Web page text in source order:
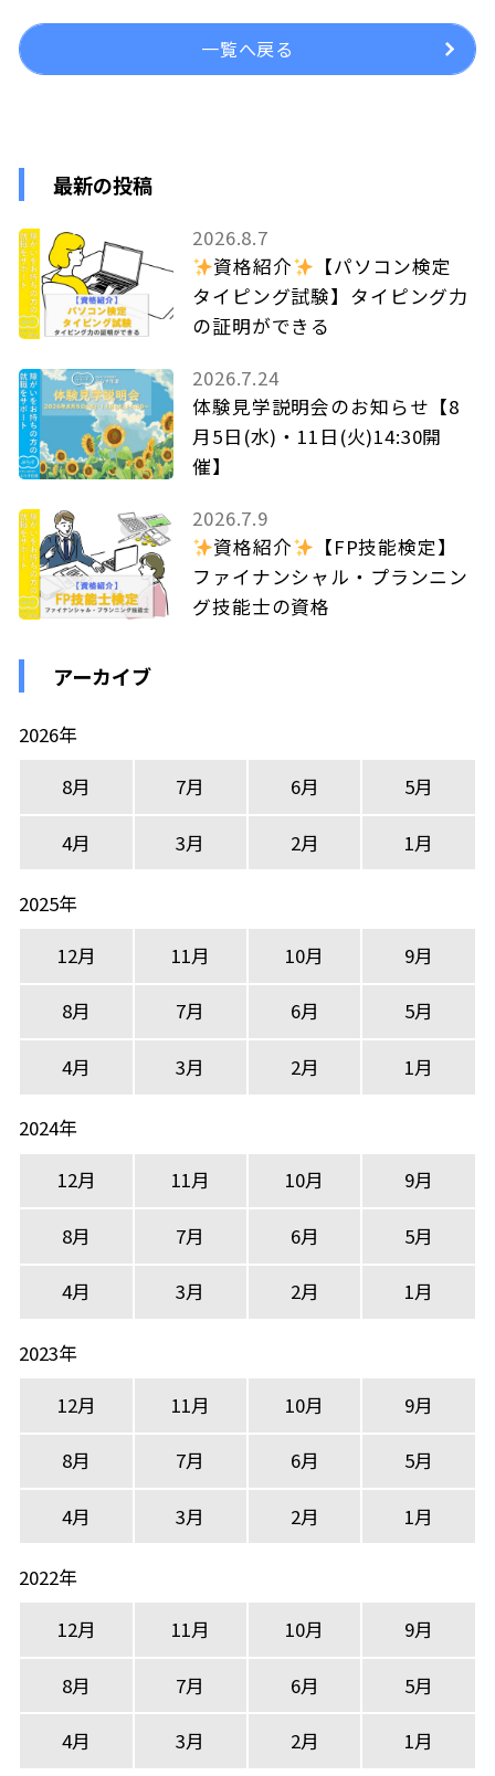
一覧へ戻る
最新の投稿
2026.8.7
資格紹介
【パソコン検定
タイピング試験】タイピング力
の証明ができる
2026.7.24
体験見学説明会のお知らせ【8
月5日(水)・11日(火)14:30開
催】
2026.7.9
資格紹介
【FP技能検定】
ファイナンシャル・プランニン
グ技能士の資格
アーカイブ
2026年
8月
7月 6月 5月
4月 3月 2月 1月
2025年
12月
11月 10月 9月
8月 7月 6月 5月
4月 3月 2月 1月
2024年
12月
11月 10月 9月
8月 7月 6月 5月
4月 3月 2月 1月
2023年
12月
11月 10月 9月
8月 7月 6月 5月
4月 3月 2月 1月
2022年
12月
11月 10月 9月
8月 7月 6月 5月
4月 3月 2月 1月